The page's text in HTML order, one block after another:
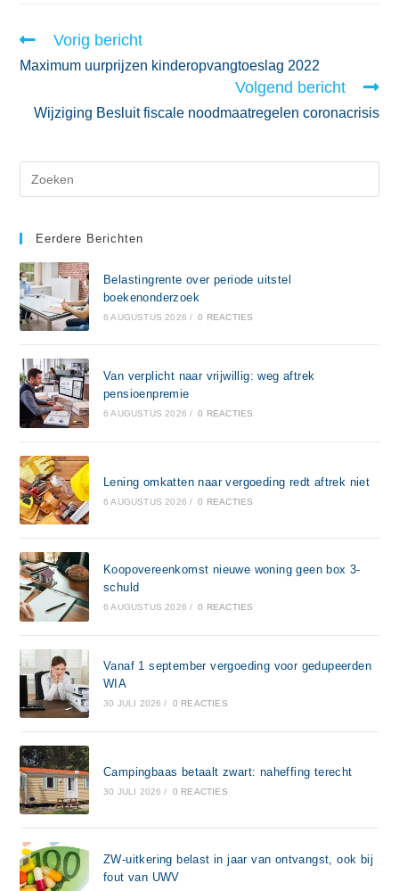
Vorig bericht
Maximum uurprijzen kinderopvangtoeslag 2022
Volgend bericht
Wijziging Besluit fiscale noodmaatregelen coronacrisis
Eerdere Berichten
Belastingrente over periode uitstel
boekenonderzoek
6 AUGUSTUS 2026 / 0 REACTIES
Van verplicht naar vrijwillig: weg aftrek
pensioenpremie
6 AUGUSTUS 2026 / 0 REACTIES
Lening omkatten naar vergoeding redt aftrek niet
6 AUGUSTUS 2026 / 0 REACTIES
Koopovereenkomst nieuwe woning geen box 3-
schuld
6 AUGUSTUS 2026 / 0 REACTIES
Vanaf 1 september vergoeding voor gedupeerden
WIA
30 JULI 2026 / 0 REACTIES
Campingbaas betaalt zwart: naheffing terecht
30 JULI 2026 / 0 REACTIES
ZW-uitkering belast in jaar van ontvangst, ook bij
fout van UWV